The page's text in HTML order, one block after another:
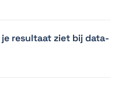
resultaat ziet bij data-